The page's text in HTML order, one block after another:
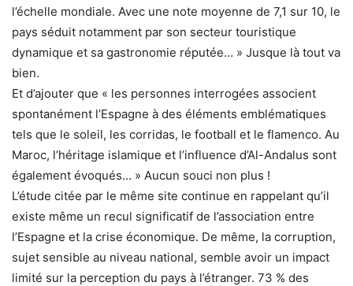
l’échelle mondiale. Avec une note moyenne de 7,1 sur 10, le
pays séduit notamment par son secteur touristique
dynamique et sa gastronomie réputée… » Jusque là tout va
bien.
Et d’ajouter que « les personnes interrogées associent
spontanément l’Espagne à des éléments emblématiques
tels que le soleil, les corridas, le football et le flamenco. Au
Maroc, l’héritage islamique et l’influence d’Al-Andalus sont
également évoqués… » Aucun souci non plus !
L’étude citée par le même site continue en rappelant qu’il
existe même un recul significatif de l’association entre
l’Espagne et la crise économique. De même, la corruption,
sujet sensible au niveau national, semble avoir un impact
limité sur la perception du pays à l’étranger. 73 % des